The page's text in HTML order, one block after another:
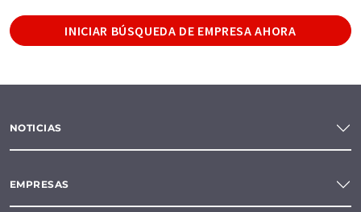
INICIAR BÚSQUEDA DE EMPRESA AHORA
NOTICIAS
EMPRESAS